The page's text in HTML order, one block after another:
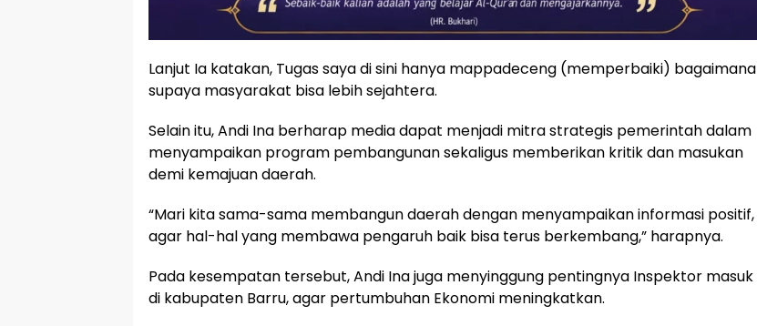
Lanjut Ia katakan, Tugas saya di sini hanya mappadeceng (memperbaiki) bagaimana
supaya masyarakat bisa lebih sejahtera.
Selain itu, Andi Ina berharap media dapat menjadi mitra strategis pemerintah dalam
menyampaikan program pembangunan sekaligus memberikan kritik dan masukan
demi kemajuan daerah.
“Mari kita sama-sama membangun daerah dengan menyampaikan informasi positif,
agar hal-hal yang membawa pengaruh baik bisa terus berkembang,” harapnya.
Pada kesempatan tersebut, Andi Ina juga menyinggung pentingnya Inspektor masuk
di kabupaten Barru, agar pertumbuhan Ekonomi meningkatkan.